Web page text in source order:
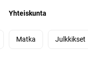
Yhteiskunta
Matka Julkkikset